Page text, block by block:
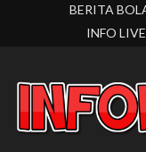
BERITA
INFO